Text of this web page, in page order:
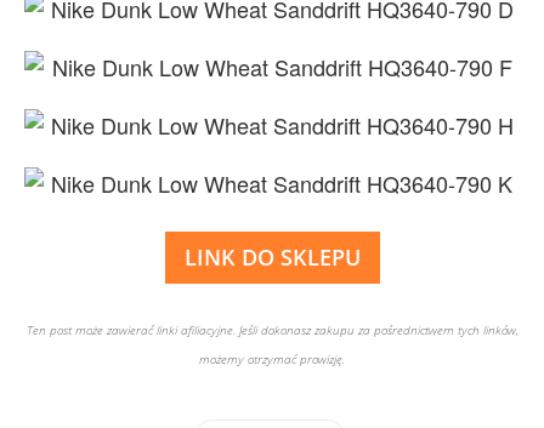
LINK DO SKLEPU
Ten post może zawierać linki afiliacyjne. Jeśli dokonasz zakupu za pośrednictwem tych linków,
możemy otrzymać prowizję.